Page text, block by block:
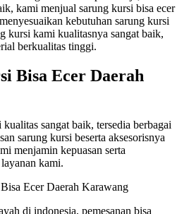
kami menjual sarung kursi bisa ecer
kebutuhan sarung kursi
kursi kami kualitasnya sangat baik,
berkualitas tinggi.
Bisa Ecer Daerah
sangat baik, tersedia berbagai
sarung kursi beserta aksesorisnya
menjamin kepuasan serta
kami.
di indonesia, pemesanan bisa